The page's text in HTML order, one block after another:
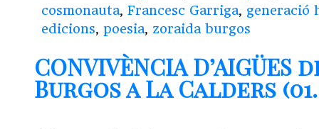
cosmonauta, Francesc Garriga, generació
edicions, poesia, zoraida burgos
CONVIVÈNCIA
Burgos a La Calders